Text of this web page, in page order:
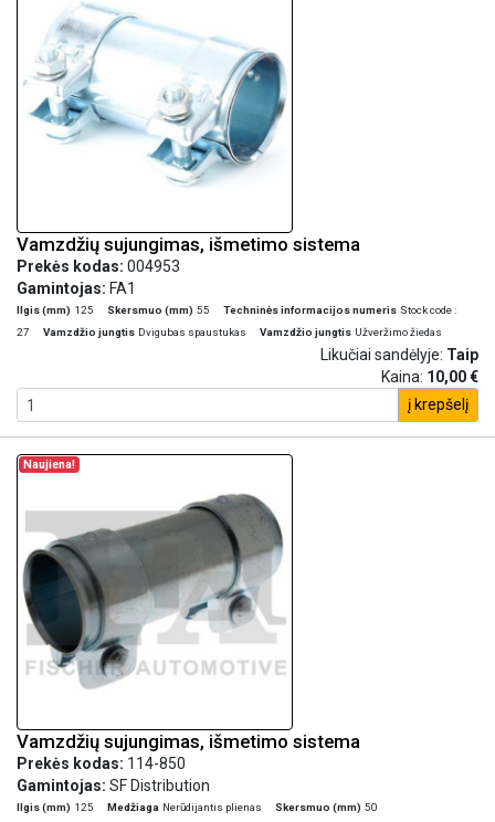
Vamzdžių sujungimas, išmetimo sistema
Prekės kodas: 004953
Gamintojas: FA1
Ilgis (mm) 125 Skersmuo (mm) 55 Techninės informacijos numeris Stock code :
27
Vamzdžio jungtis Dvigubas spaustukas Vamzdžio jungtis Užveržimo žiedas
Likučiai sandėlyje: Taip
Kaina: 10,00 €
į krepšelį
Naujiena!
Vamzdžių sujungimas, išmetimo sistema
Prekės kodas: 114-850
Gamintojas: SF Distribution
Ilgis (mm) 125 Medžiaga Nerūdijantis plienas Skersmuo (mm) 50